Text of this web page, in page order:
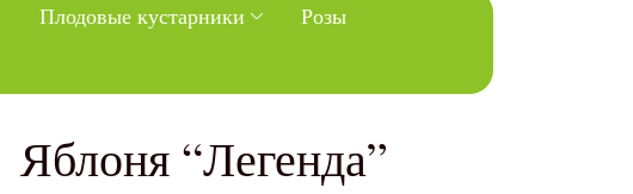
Плодовые кустарники
Розы
Яблоня “Легенда”